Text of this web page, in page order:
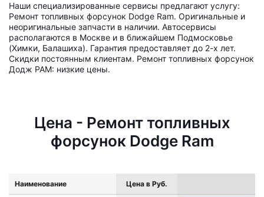
Наши специализированные сервисы предлагают услугу:
Ремонт топливных форсунок Dodge Ram. Оригинальные и
неоригинальные запчасти в наличии. Автосервисы
располагаются в Москве и в ближайшем Подмосковье
(Химки, Балашиха). Гарантия предоставляет до 2-х лет.
Скидки постоянным клиентам. Ремонт топливных форсунок
Додж РАМ: низкие цены.
Цена - Ремонт топливных
форсунок Dodge Ram
Наименование Цена в Руб.